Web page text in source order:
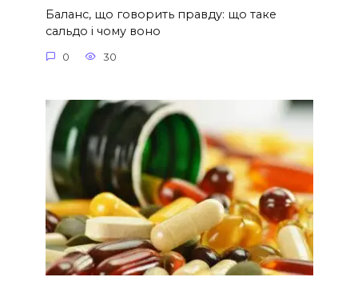
Баланс, що говорить правду: що таке
сальдо і чому воно
0 30